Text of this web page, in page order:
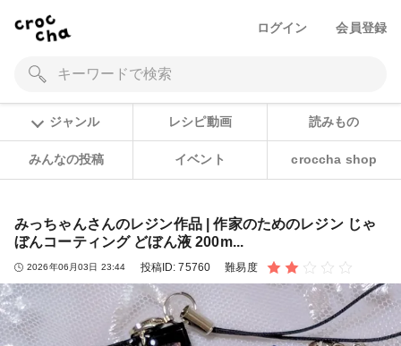
ログイン 会員登録
ジャンル レシピ動画 読みもの
みんなの投稿 イベント croccha shop
みっちゃんさんのレジン作品 | 作家のためのレジン じゃ
ぼんコーティング どぼん液 200m...
2026年06月03日 23:44 投稿ID:75760 難易度